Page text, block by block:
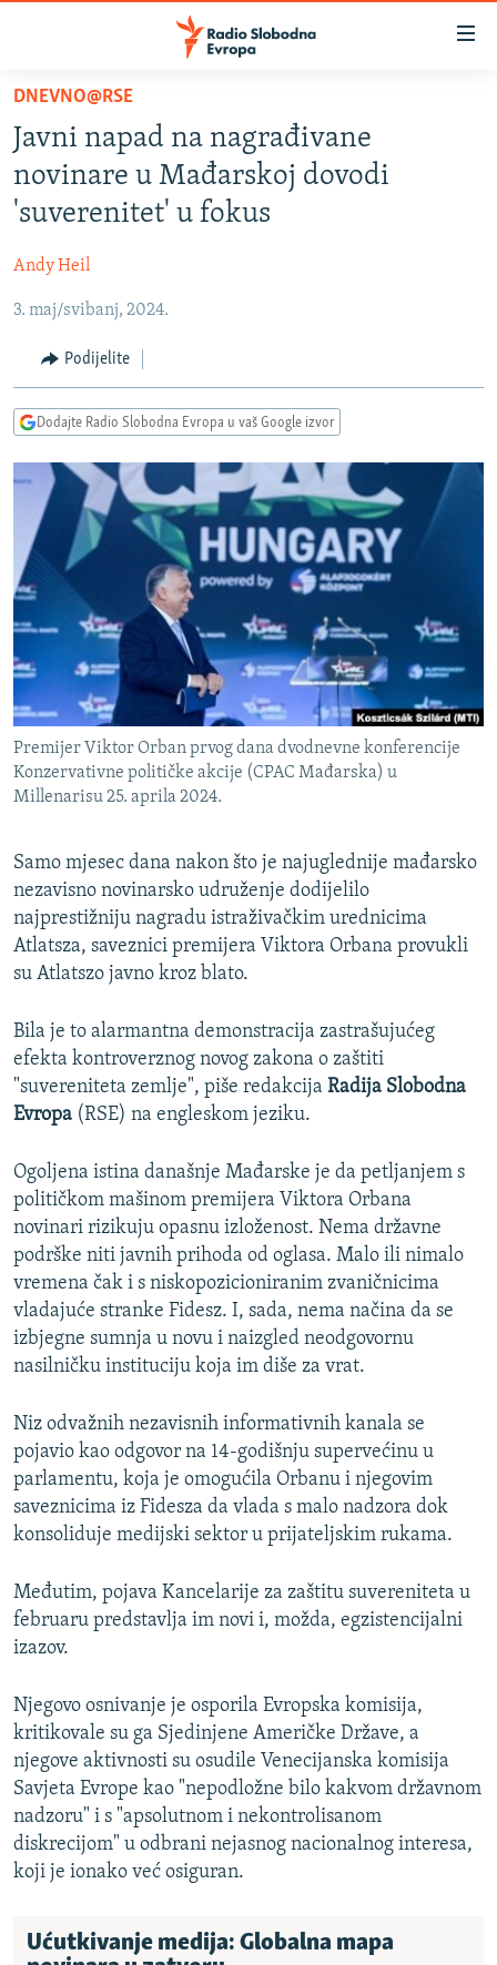
Pređite
glavni
sadržaj
Pređite
glavnu
navigaciju
Pređite
pretragu
BOSNA I HERCEGOVINA
CRNA GORA
VIZUELNO
VIDEO
INFOGRAFIKE
PODCASTI
KINA NA BALKANU
RSE PRIČE IZ SVIJETA
ISPRIČAJ MI
DNEVNO@RSE
SPECIJALI RSE
VIŠE OD NASLOVA
GENOCID U SREBRENICI
POPLAVE I KLIZIŠTA U BIH 2024.
TV LIBERTY
POST SCRIPTUM
TRI DECENIJE OD RATA U BIH
SVE KARTE DEJTONA
NASTANAK I RASPAD JUGOSLAVIJE
PRATITE NAS
Sve RFE/RL stranice
DNEVNO@RSE
Javni napad na nagrađivane
novinare u Mađarskoj dovodi
'suverenitet' u fokus
Andy Heil
3. maj/svibanj, 2024.
Podijelite
Dodajte Radio Slobodna Evropa u vaš Google izvor
Premijer Viktor Orban prvog dana dvodnevne konferencije
Konzervativne političke akcije (CPAC Mađarska) u
Millenarisu 25. aprila 2024.
Samo mjesec dana nakon što je najuglednije mađarsko
nezavisno novinarsko udruženje dodijelilo
najprestižniju nagradu istraživačkim urednicima
Atlatsza, saveznici premijera Viktora Orbana provukli
su Atlatszo javno kroz blato.
Bila je to alarmantna demonstracija zastrašujućeg
efekta kontroverznog novog zakona o zaštiti
"suvereniteta zemlje", piše redakcija Radija Slobodna
Evropa (RSE) na engleskom jeziku.
Ogoljena istina današnje Mađarske je da petljanjem s
političkom mašinom premijera Viktora Orbana
novinari rizikuju opasnu izloženost. Nema državne
podrške niti javnih prihoda od oglasa. Malo ili nimalo
vremena čak i s niskopozicioniranim zvaničnicima
vladajuće stranke Fidesz. I, sada, nema načina da se
izbjegne sumnja u novu i naizgled neodgovornu
nasilničku instituciju koja im diše za vrat.
Niz odvažnih nezavisnih informativnih kanala se
pojavio kao odgovor na 14-godišnju supervećinu u
parlamentu, koja je omogućila Orbanu i njegovim
saveznicima iz Fidesza da vlada s malo nadzora dok
konsoliduje medijski sektor u prijateljskim rukama.
Međutim, pojava Kancelarije za zaštitu suvereniteta u
februaru predstavlja im novi i, možda, egzistencijalni
izazov.
Njegovo osnivanje je osporila Evropska komisija,
kritikovale su ga Sjedinjene Američke Države, a
njegove aktivnosti su osudile Venecijanska komisija
Savjeta Evrope kao "nepodložne bilo kakvom državnom
nadzoru" i s "apsolutnom i nekontrolisanom
diskrecijom" u odbrani nejasnog nacionalnog interesa,
koji je ionako već osiguran.